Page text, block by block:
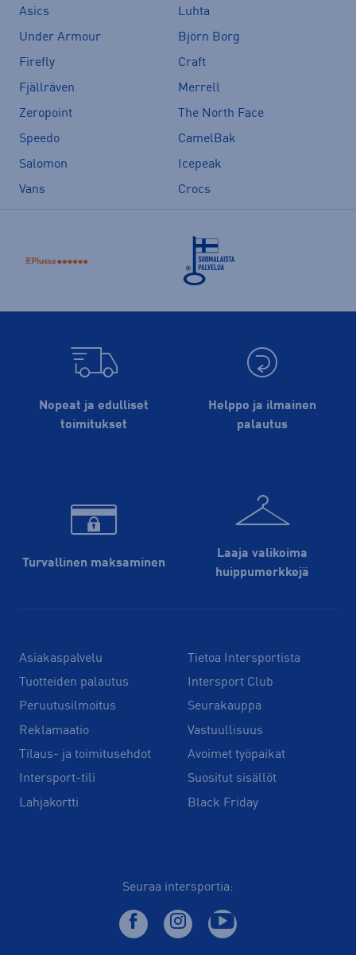
Asics
Luhta
Under Armour
Björn Borg
Firefly
Craft
Fjällräven
Merrell
Zeropoint
The North Face
Speedo
CamelBak
Salomon
Icepeak
Vans
Crocs
Nopeat ja edulliset
toimitukset
Helppo ja ilmainen
palautus
Turvallinen maksaminen
Laaja valikoima
huippu­merkkejä
Asiakaspalvelu
Tuotteiden palautus
Peruutusilmoitus
Reklamaatio
Tilaus- ja toimitusehdot
Intersport-tili
Lahjakortti
Tietoa Intersportista
Intersport Club
Seurakauppa
Vastuullisuus
Avoimet työpaikat
Suositut sisällöt
Black Friday
Seuraa intersportia: